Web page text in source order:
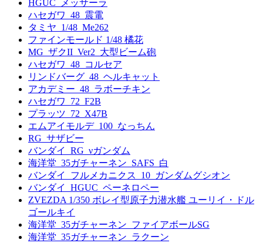
HGUC_メッサーラ
ハセガワ_48_震電
タミヤ_1/48_Me262
ファインモールド 1/48 橘花
MG_ザクII_Ver2_大型ビーム砲
ハセガワ_48_コルセア
リンドバーグ_48_ヘルキャット
アカデミー_48_ラボーチキン
ハセガワ_72_F2B
プラッツ_72_X47B
エムアイモルデ_100_なっちん
RG_サザビー
バンダイ_RG_νガンダム
海洋堂_35ガチャーネン_SAFS_白
バンダイ_フルメカニクス_10_ガンダムグシオン
バンダイ_HGUC_ペーネロペー
ZVEZDA 1/350 ボレイ型原子力潜水艦 ユーリイ・ドル
ゴールキイ
海洋堂_35ガチャーネン_ファイアボールSG
海洋堂_35ガチャーネン_ラクーン